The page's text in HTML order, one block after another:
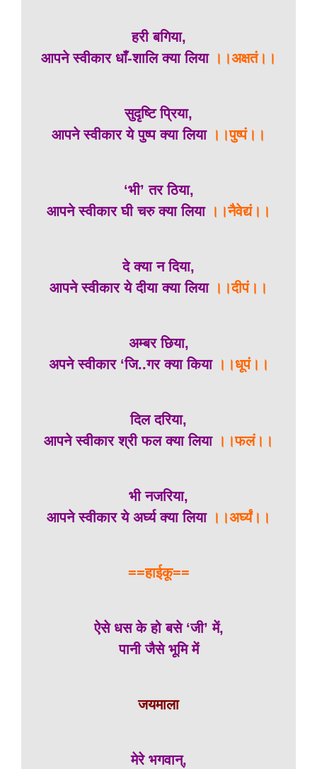
हरी बगिया,
आपने स्वीकार धाँ-शालि क्या लिया।।अक्षतं।।
सुदृष्टि प्रिया,
आपने स्वीकार ये पुष्प क्या लिया ।।पुष्पं।।
‘भी’ तर ठिया,
आपने स्वीकार घी चरु क्या लिया ।।नैवेद्यं।।
दे क्या न दिया,
आपने स्वीकार ये दीया क्या लिया ।।दीपं।।
अम्बर छिया,
अपने स्वीकार ‘जि..गर क्या किया ।।धूपं।।
दिल दरिया,
आपने स्वीकार श्री फल क्या लिया।।फलं।।
भी नजरिया,
आपने स्वीकार ये अर्घ्य क्या लिया ।।अर्घ्यं।।
==हाईकू==
ऐसे धस के हो बसे ‘जी’ में,
पानी जैसे भूमि में
जयमाला
मेरे भगवान्,